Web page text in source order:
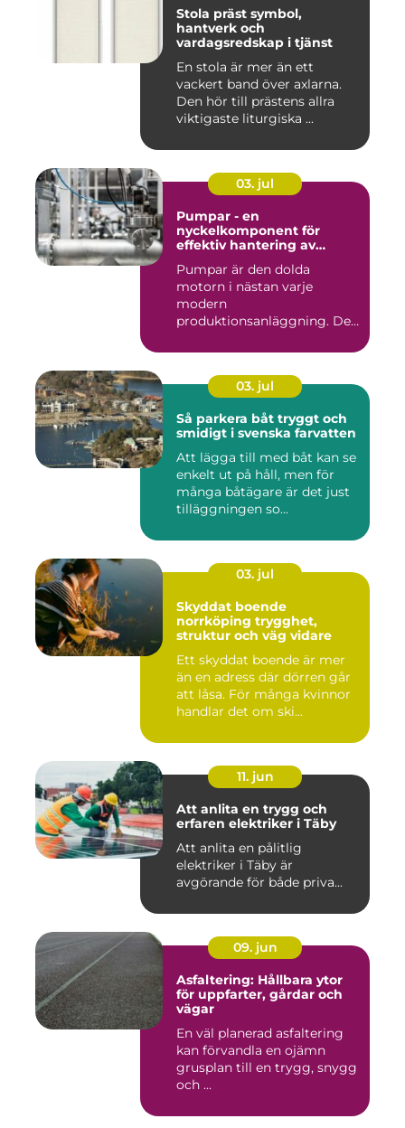
Stola präst symbol,
hantverk och
vardagsredskap i tjänst
En stola är mer än ett
vackert band över axlarna.
Den hör till prästens allra
viktigaste liturgiska ...
03. jul
Pumpar - en
nyckelkomponent för
effektiv hantering av
Pumpar är den dolda
motorn i nästan varje
modern
produktionsanläggning. De
03. jul
Så parkera båt tryggt och
smidigt i svenska farvatten
Att lägga till med båt kan se
enkelt ut på håll, men för
många båtägare är det just
tilläggningen so...
03. jul
Skyddat boende
norrköping trygghet,
struktur och väg vidare
Ett skyddat boende är mer
än en adress där dörren går
att låsa. För många kvinnor
handlar det om ski...
11. jun
Att anlita en trygg och
erfaren elektriker i Täby
Att anlita en pålitlig
elektriker i Täby är
avgörande för både priva...
09. jun
Asfaltering: Hållbara ytor
för uppfarter, gårdar och
vägar
En väl planerad asfaltering
kan förvandla en ojämn
grusplan till en trygg, snygg
och ...